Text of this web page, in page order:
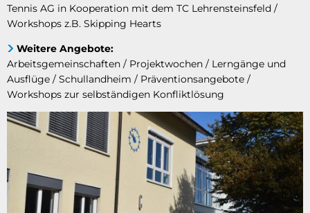
Tennis AG in Kooperation mit dem TC Lehrensteinsfeld /
Workshops z.B. Skipping Hearts
Weitere Angebote:
Arbeitsgemeinschaften / Projektwochen / Lerngänge und
Ausflüge / Schullandheim / Präventionsangebote /
Workshops zur selbständigen Konfliktlösung